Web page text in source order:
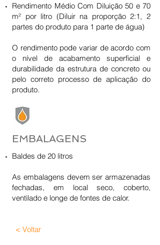
Rendimento Médio Com Diluição 50 e 70
m² por litro (Diluir na proporção 2:1, 2
partes do produto para 1 parte de água)
O rendimento pode variar de acordo com
o nível de acabamento superficial e
durabilidade da estrutura de concreto ou
pelo correto processo de aplicação do
produto.
EMBALAGENS
Baldes de 20 litros
As embalagens devem ser armazenadas
fechadas, em local seco, coberto,
ventilado e longe de fontes de calor.
< Voltar